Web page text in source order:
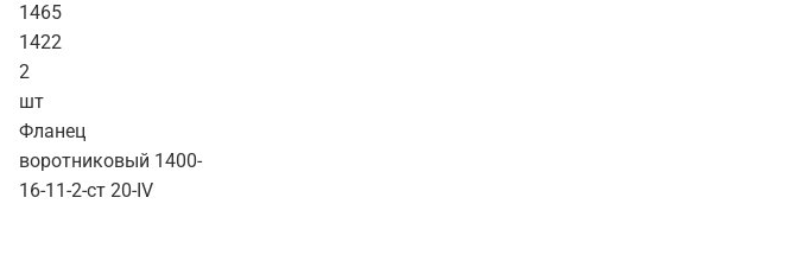
1465
1422
2
шт
Фланец
воротниковый 1400-
16-11-2-ст 20-IV